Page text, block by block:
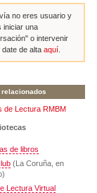
no eres usuario y
iniciar una
o intervenir
date de altaaquí.
de Lectura RMBM
de libros
(La Coruña, en
Lectura Virtual